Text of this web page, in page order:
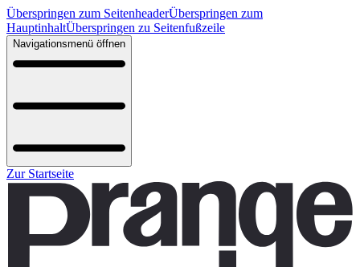
Überspringen zum SeitenheaderÜberspringen zum
HauptinhaltÜberspringen zu Seitenfußzeile
Navigationsmenü öffnen
Zur Startseite